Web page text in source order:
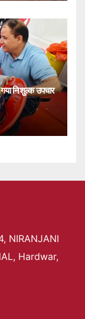
निशुल्क उपचार
NIRANJANI
Hardwar,